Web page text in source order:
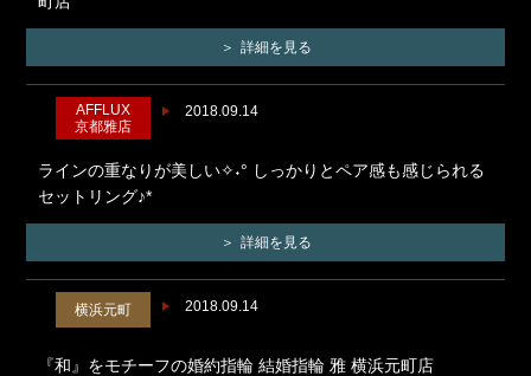
詳細を見る
2018.09.14
AFFLUX
京都雅店
ラインの重なりが美しい✧˖° しっかりとペア感も感じられる
セットリング♪*
詳細を見る
2018.09.14
横浜元町
『和』をモチーフの婚約指輪 結婚指輪 雅 横浜元町店